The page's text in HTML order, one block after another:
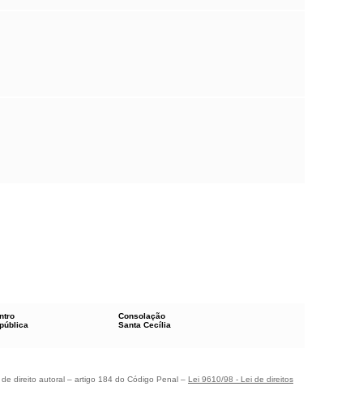
Consolação
Santa Cecília
direito autoral – artigo 184 do Código Penal – Lei 9610/98 - Lei de direitos